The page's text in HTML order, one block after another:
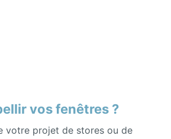
vos fenêtres ?
votre projet de stores ou de